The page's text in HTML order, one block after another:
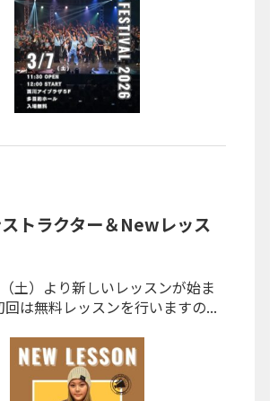
トラクター＆Newレッス
土）より新しいレッスンが始ま
回は無料レッスンを行いますの...